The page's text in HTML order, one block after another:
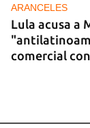
ARANCELES
Lula acusa a
comercial